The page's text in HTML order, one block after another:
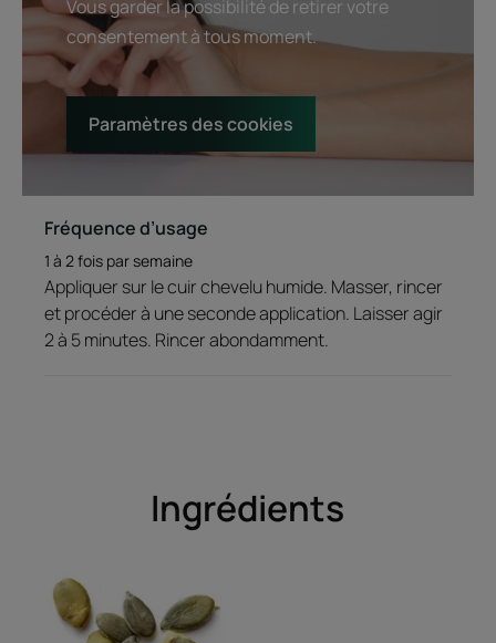
Vous garder la possibilité de retirer votre
consentement à tous moment.
Paramètres des cookies
Fréquence d’usage
1 à 2 fois par semaine
Appliquer sur le cuir chevelu humide. Masser, rincer
et procéder à une seconde application. Laisser agir
2 à 5 minutes. Rincer abondamment.
Ingrédients